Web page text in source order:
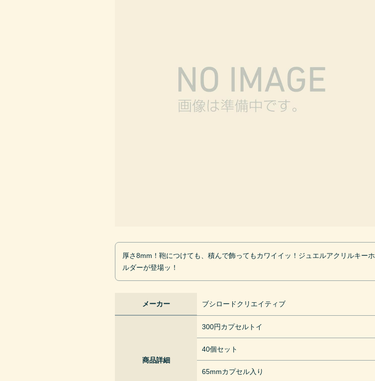
厚さ8mm！鞄につけても、積んで飾ってもカワイイッ！ジュエルアクリルキーホ
ルダーが登場ッ！
メーカー ブシロードクリエイティブ
商品詳細
300円カプセルトイ
40個セット
65mmカプセル入り